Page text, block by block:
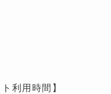
利用時間】